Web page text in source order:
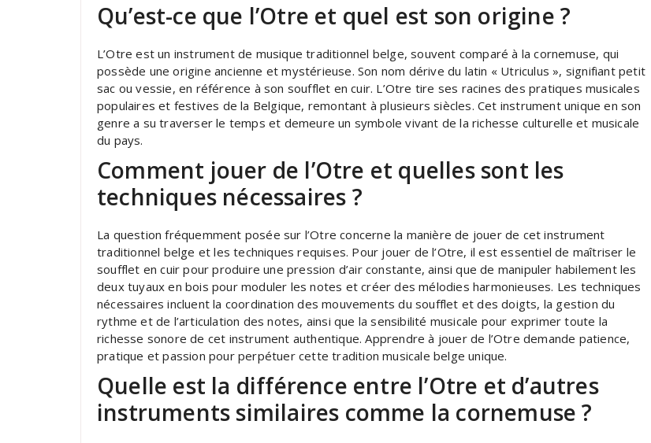
Qu’est-ce que l’Otre et quel est son origine ?
L’Otre est un instrument de musique traditionnel belge, souvent comparé à la cornemuse, qui
possède une origine ancienne et mystérieuse. Son nom dérive du latin « Utriculus », signifiant petit
sac ou vessie, en référence à son soufflet en cuir. L’Otre tire ses racines des pratiques musicales
populaires et festives de la Belgique, remontant à plusieurs siècles. Cet instrument unique en son
genre a su traverser le temps et demeure un symbole vivant de la richesse culturelle et musicale
du pays.
Comment jouer de l’Otre et quelles sont les
techniques nécessaires ?
La question fréquemment posée sur l’Otre concerne la manière de jouer de cet instrument
traditionnel belge et les techniques requises. Pour jouer de l’Otre, il est essentiel de maîtriser le
soufflet en cuir pour produire une pression d’air constante, ainsi que de manipuler habilement les
deux tuyaux en bois pour moduler les notes et créer des mélodies harmonieuses. Les techniques
nécessaires incluent la coordination des mouvements du soufflet et des doigts, la gestion du
rythme et de l’articulation des notes, ainsi que la sensibilité musicale pour exprimer toute la
richesse sonore de cet instrument authentique. Apprendre à jouer de l’Otre demande patience,
pratique et passion pour perpétuer cette tradition musicale belge unique.
Quelle est la différence entre l’Otre et d’autres
instruments similaires comme la cornemuse ?